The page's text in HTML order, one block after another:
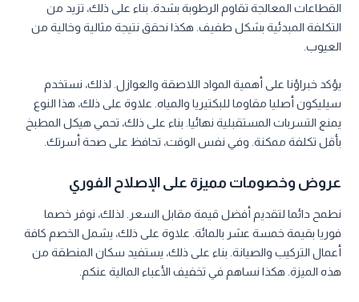
القطاعات المعالجة تقاوم الرطوبة بشدة. بناء على ذلك، تزيد من
التكلفة المبدئية بشكل طفيف. هكذا نحقق نتيجة مثالية وخالية من
العيوب.
يؤكد خبراؤنا على أهمية المواد اللاصقة والعوازل. لذلك، نستخدم
سيليكون أصليا مقاوما للبكتيريا والمياه. علاوة على ذلك، هذا النوع
يمنع التسربات المستقبلية نهائيا. بناء على ذلك، تحمي هيكل المطبخ
بأقل تكلفة ممكنة. وفي نفس الوقت، تحافظ على صحة أسرتك.
عروض وخصومات مميزة على الإصلاح الفوري
نطمح دائما لتقديم أفضل قيمة مقابل السعر. لذلك، نوفر خصما
فوريا بقيمة خمسة عشر بالمائة. علاوة على ذلك، يشمل الخصم كافة
أعمال التركيب والصيانة. بناء على ذلك، يستفيد سكان المنطقة من
هذه الميزة. هكذا نساهم في تخفيف الأعباء المالية عنكم.